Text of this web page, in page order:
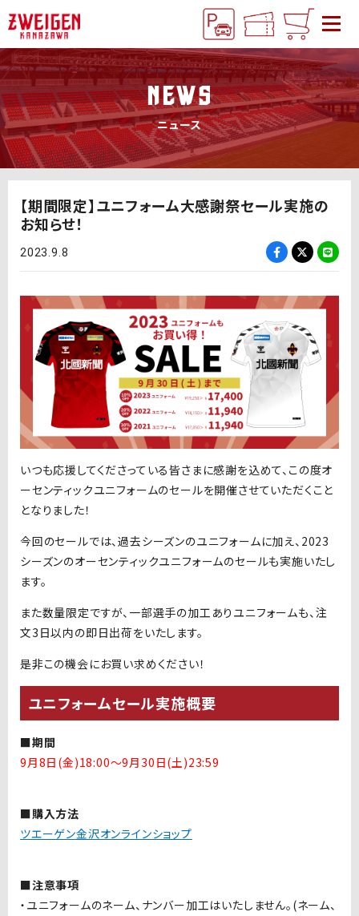
NEWS
ニュース
【期間限定】ユニフォーム大感謝祭セール実施の
お知らせ！
2023.9.8
いつも応援してくださっている皆さまに感謝を込めて、この度オ
ーセンティックユニフォームのセールを開催させていただくこと
となりました！
今回のセールでは、過去シーズンのユニフォームに加え、 2023
シーズンのオーセンティックユニフォームのセールも実施いたし
ます。
また数量限定ですが、一部選手の加工ありユニフォームも、注
文3日以内の即日出荷をいたします。
是非この機会にお買い求めください！
ユニフォームセール実施概要
■期間
9月8日(金)18:00〜9月30日(土)23:59
■購入方法
ツエーゲン金沢オンラインショップ
■注意事項
・ユニフォームのネーム、ナンバー加工はいたしません。 (ネーム、